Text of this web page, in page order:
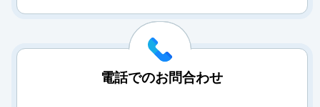
電話でのお問合わせ